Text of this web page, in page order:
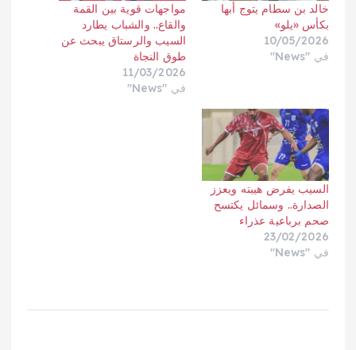
خالد بن سطام يتوج أبها
بكأس «يلو»
10/05/2026
في "News"
مواجهات قوية بين القمة
والقاع.. والشباب يطارد
السيب والرستاق يبحث عن
طوق النجاة
11/03/2026
في "News"
السيب يفرض هيبته ويعزز
الصدارة.. وسمائل يكتسح
صحم برباعية عذراء
23/02/2026
في "News"